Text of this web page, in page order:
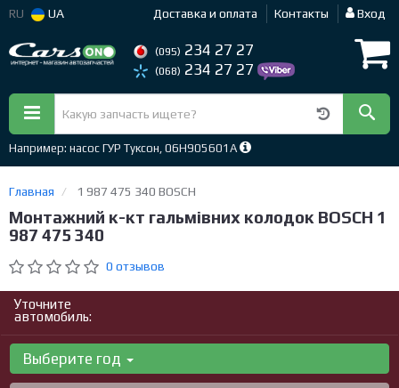
RU UA Доставка и оплата Контакты Вход
(095) 234 27 27
(068) 234 27 27
Например: насос ГУР Туксон, 06H905601A
Главная 1 987 475 340 BOSCH
Монтажний к-кт гальмівних колодок BOSCH 1
987 475 340
0 отзывов
Уточните
автомобиль:
Выберите год